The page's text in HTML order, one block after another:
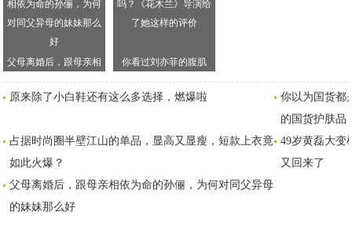
父母离婚后，跟母亲相
依为命的孙俪，为何对
同父异母的妹妹那么好
你看过刘亦菲的腹肌
吗？《花木兰》导演给
了她这样的评价
原来除了小白鞋还有这么多选择，燃爆啦
你以为国货都
的国货护肤品
占据时尚圈半壁江山的单品，显高又显瘦，短款上衣竟
如此火爆？
49岁黄磊大变
又回来了
父母离婚后，跟母亲相依为命的孙俪，为何对同父异母
的妹妹那么好